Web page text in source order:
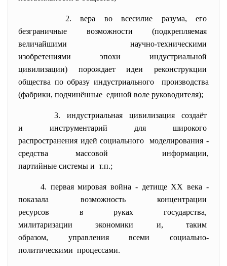
2. вера во всесилие разума, его
безграничные возможности (подкрепляемая
величайшими научно-техническими
изобретениями эпохи индустриальной
цивилизации) порождает идеи реконструкции
общества по образу индустриального производства
(фабрики, подчинённые единой воле руководителя);
3. индустриальная цивилизация создаёт
и инструментарий для широкого
распространения идейсоциального моделирования -
средства массовой информации,
партийные системы и т.п.;
4. первая мировая война - детище XX века -
показала возможность концентрации
ресурсов в руках государства,
милитаризации экономики и, таким
образом, управления всеми социально-
политическими процессами.